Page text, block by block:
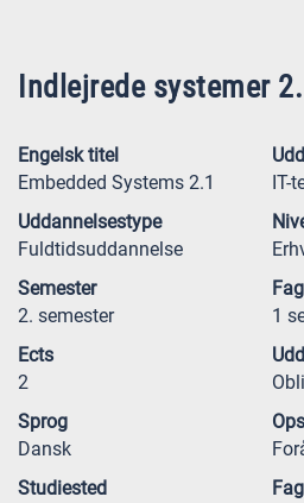
Indlejrede systemer
Engelsk titel
Embedded Systems 2.1
IT-
Uddannelsestype
Fuldtidsuddannelse
Semester
2. semester
1
Ects
2
Sprog
Dansk
Studiested